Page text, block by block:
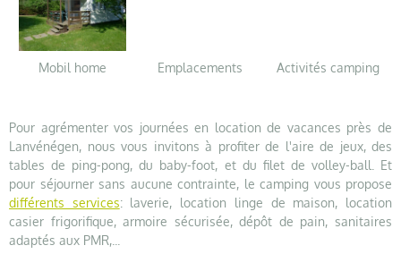
Mobil home Emplacements Activités camping
Pour agrémenter vos journées en location de vacances près de
Lanvénégen, nous vous invitons à profiter de l'aire de jeux, des
tables de ping-pong, du baby-foot, et du filet de volley-ball. Et
pour séjourner sans aucune contrainte, le camping vous propose
différents services: laverie, location linge de maison, location
casier frigorifique, armoire sécurisée, dépôt de pain, sanitaires
adaptés aux PMR,...